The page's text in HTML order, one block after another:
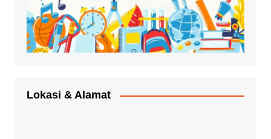
Lokasi & Alamat